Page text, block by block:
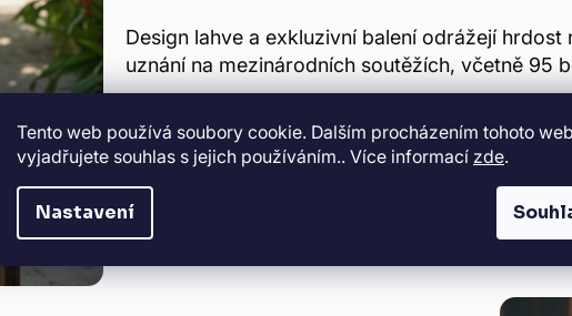
Tento web používá soubory cookie. Dalším procházením tohoto
vyjadřujete souhlas s jejich používáním.. Více informací zde.
Nastavení
Design lahve a exkluzivní balení odrážejí
uznání na mezinárodních soutěžích, včetně 95